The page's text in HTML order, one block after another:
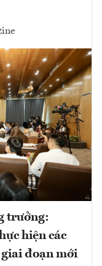
trưởng:
hiện các
đoạn mới